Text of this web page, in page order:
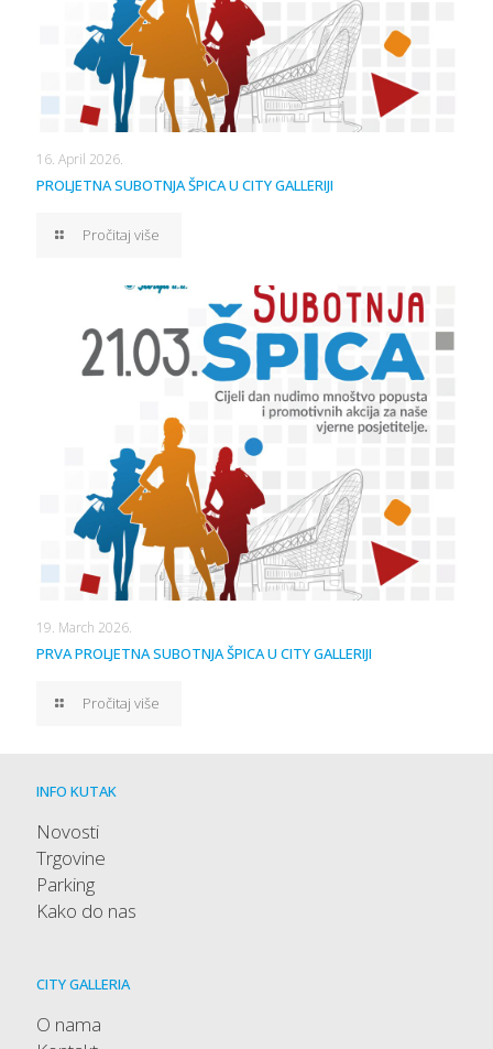
16. April 2026.
PROLJETNA SUBOTNJA ŠPICA U CITY GALLERIJI
Pročitaj više
19. March 2026.
PRVA PROLJETNA SUBOTNJA ŠPICA U CITY GALLERIJI
Pročitaj više
INFO KUTAK
Novosti
Trgovine
Parking
Kako do nas
CITY GALLERIA
O nama